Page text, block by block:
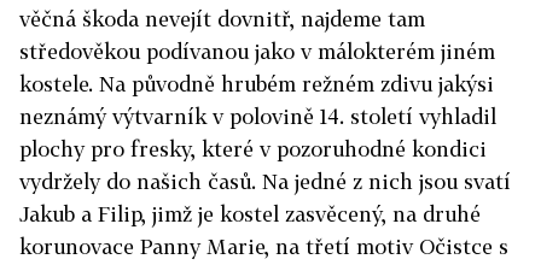
věčná škoda nevejít dovnitř, najdeme tam
středověkou podívanou jako v málokterém jiném
kostele. Na původně hrubém režném zdivu jakýsi
neznámý výtvarník v polovině 14. století vyhladil
plochy pro fresky, které v pozoruhodné kondici
vydržely do našich časů. Na jedné z nich jsou svatí
Jakub a Filip, jimž je kostel zasvěcený, na druhé
korunovace Panny Marie, na třetí motiv Očistce s